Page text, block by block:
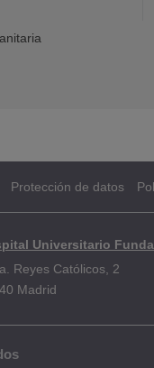
Protección de datos
Universitario
Reyes Católicos, 2
Madrid